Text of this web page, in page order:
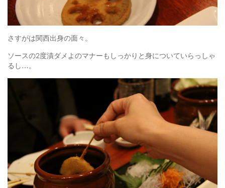
さすがは関西出身の面々。
ソースの2度漬ダメよのマナーもしっかりと身についていらっしゃ
るし…。